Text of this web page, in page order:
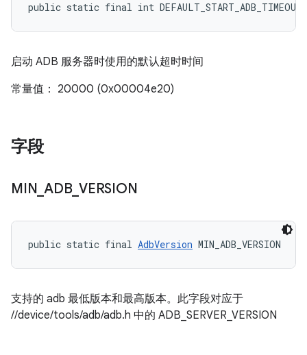
public static final int
启动 ADB 服务器时使用的默认超时时间
常量值： 20000 (0x00004e20)
字段
MIN ADB_ VERSION
public static final AdbVersion MIN_ADB_VERSION
支持的 adb 最低版本和最高版本。此字段对应于
//device/tools/adb/adb.h 中的 ADB_SERVER_VERSION